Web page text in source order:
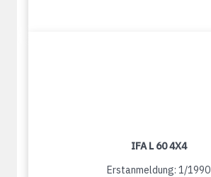
IFA L 60 4X4
Erstanmeldung: 1/1990